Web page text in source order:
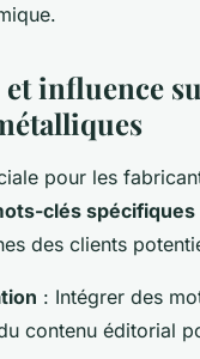
influence
pour les
clés spécifiques
des clients
: Intégrer des
contenu éditorial